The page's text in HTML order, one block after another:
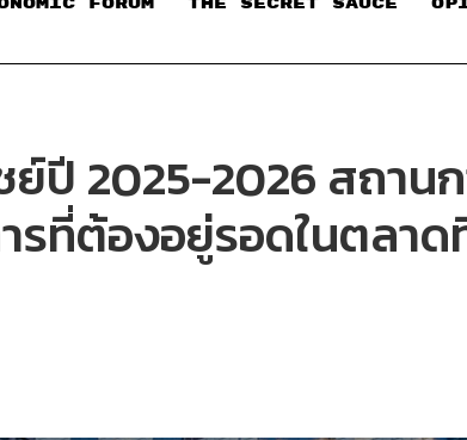
ย์ปี 2025-2026 สถา
ที่ต้องอยู่รอดในตลาด